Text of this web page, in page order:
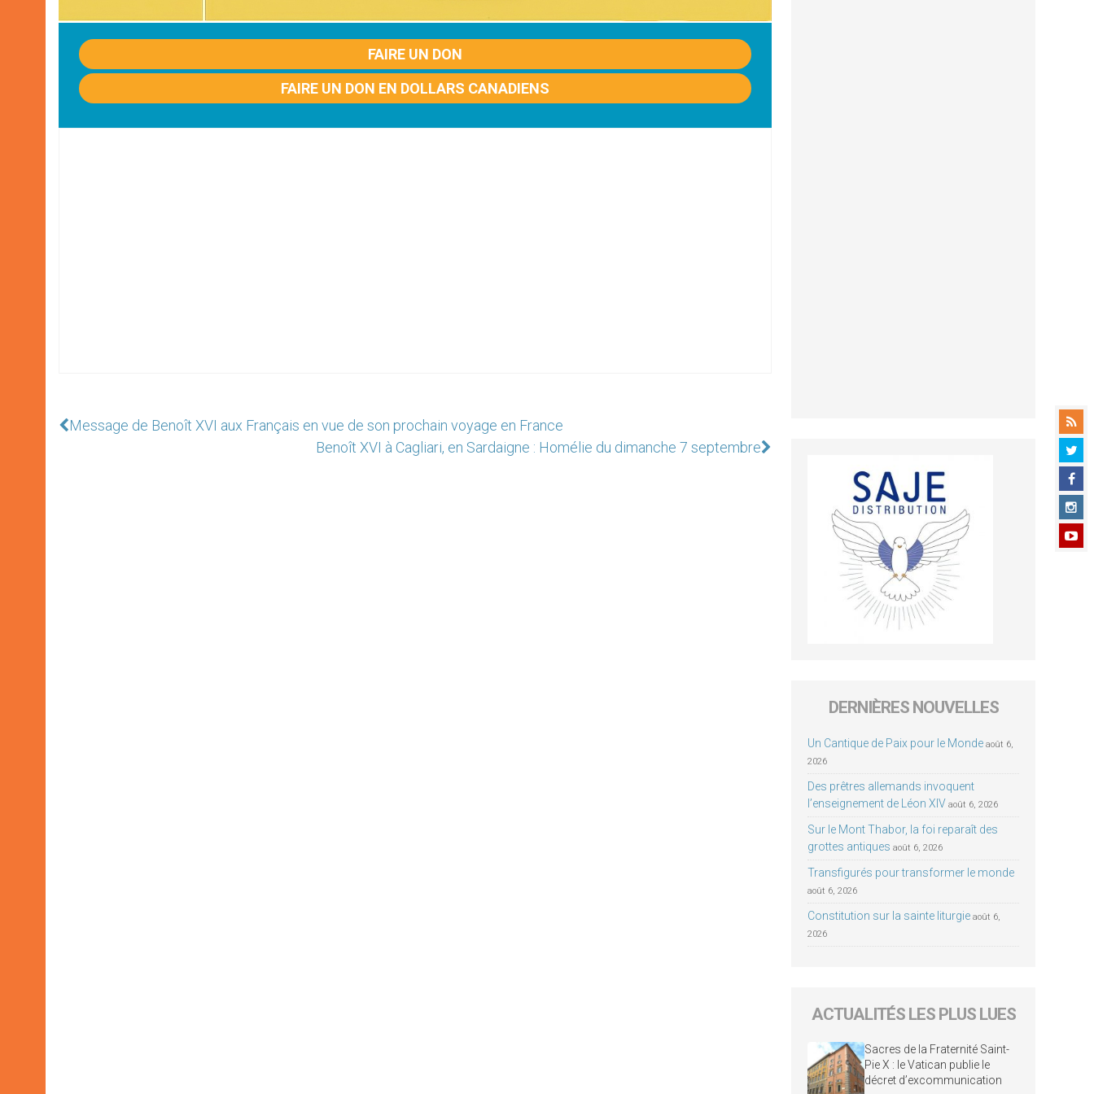
FAIRE UN DON
FAIRE UN DON EN DOLLARS CANADIENS
Message de Benoît XVI aux Français en vue de son prochain voyage en France
Benoît XVI à Cagliari, en Sardaigne : Homélie du dimanche 7 septembre
DERNIÈRES NOUVELLES
Un Cantique de Paix pour le Monde août 6,
2026
Des prêtres allemands invoquent
l’enseignement de Léon XIV août 6, 2026
Sur le Mont Thabor, la foi reparaît des
grottes antiques août 6, 2026
Transfigurés pour transformer le monde
août 6, 2026
Constitution sur la sainte liturgie août 6,
2026
ACTUALITÉS LES PLUS LUES
Sacres de la Fraternité Saint-
Pie X : le Vatican publie le
décret d’excommunication